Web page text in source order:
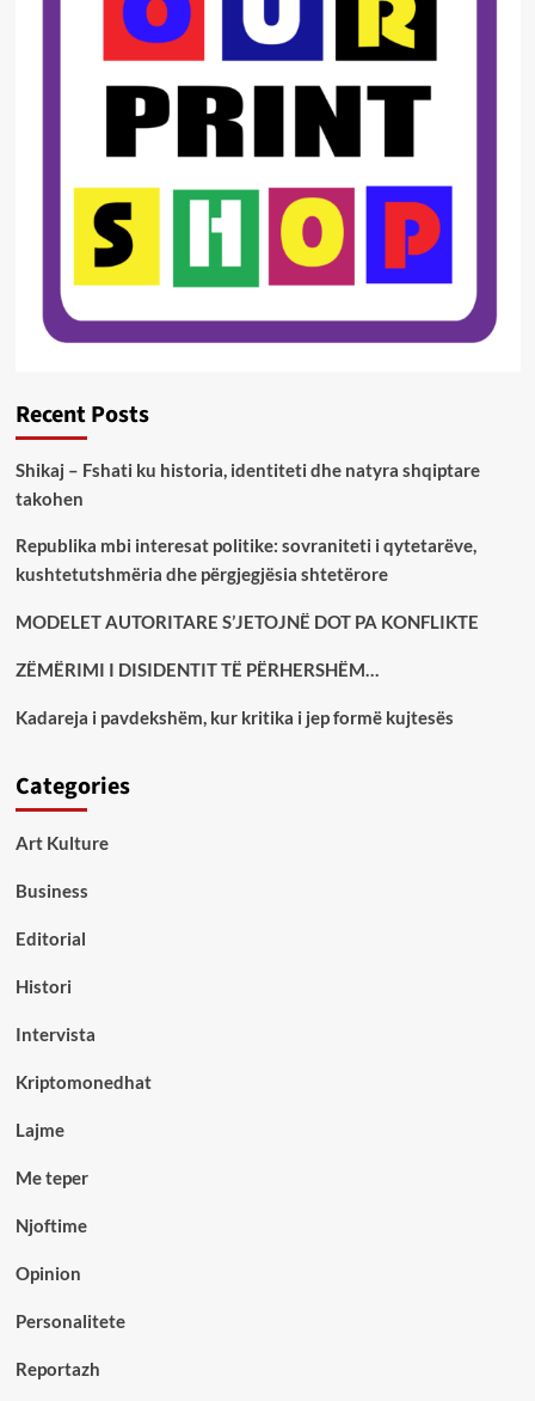
Recent Posts
Shikaj – Fshati ku historia, identiteti dhe natyra shqiptare
takohen
Republika mbi interesat politike: sovraniteti i qytetarëve,
kushtetutshmëria dhe përgjegjësia shtetërore
MODELET AUTORITARE S’JETOJNË DOT PA KONFLIKTE
ZËMËRIMI I DISIDENTIT TË PËRHERSHËM…
Kadareja i pavdekshëm, kur kritika i jep formë kujtesës
Categories
Art Kulture
Business
Editorial
Histori
Intervista
Kriptomonedhat
Lajme
Me teper
Njoftime
Opinion
Personalitete
Reportazh